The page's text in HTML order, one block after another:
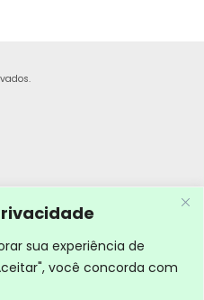
sua experiência de
você concorda com